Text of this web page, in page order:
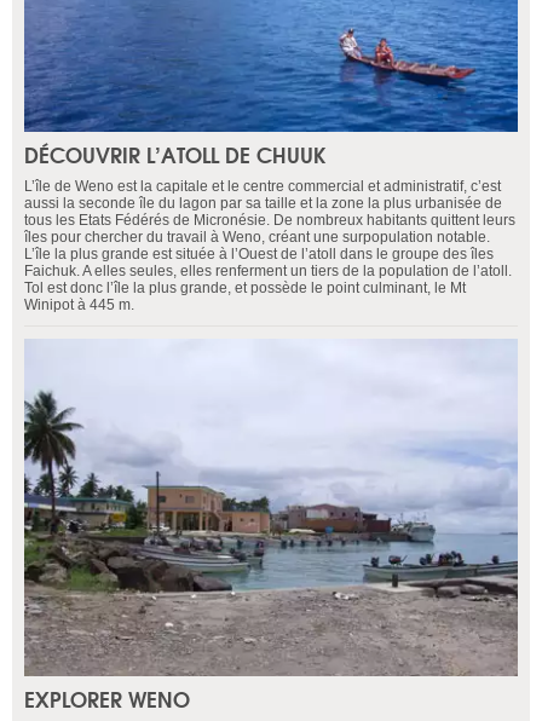
DÉCOUVRIR L’ATOLL DE CHUUK
L’île de Weno est la capitale et le centre commercial et administratif, c’est
aussi la seconde île du lagon par sa taille et la zone la plus urbanisée de
tous les Etats Fédérés de Micronésie. De nombreux habitants quittent leurs
îles pour chercher du travail à Weno, créant une surpopulation notable.
L’île la plus grande est située à l’Ouest de l’atoll dans le groupe des îles
Faichuk. A elles seules, elles renferment un tiers de la population de l’atoll.
Tol est donc l’île la plus grande, et possède le point culminant, le Mt
Winipot à 445 m.
EXPLORER WENO